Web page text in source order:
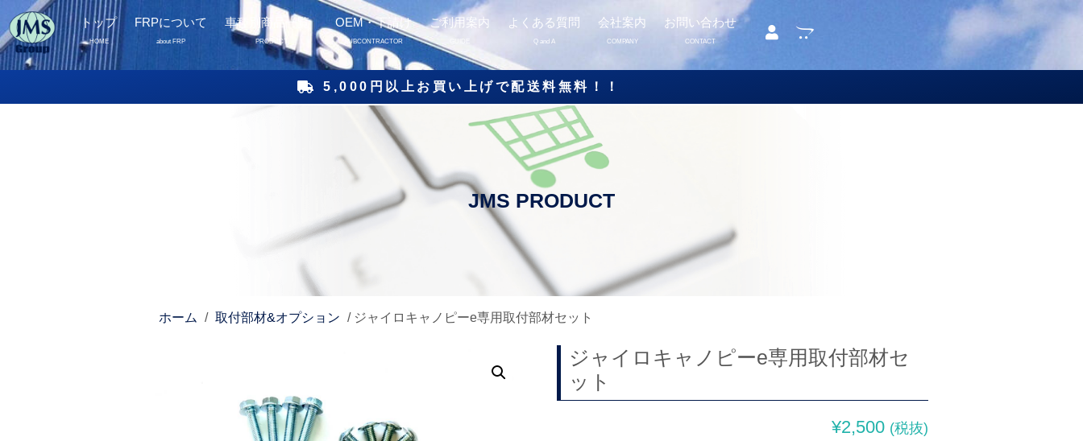
トップ
HOME
FRPについて
about FRP
車種別商品一覧
PRODUCT
OEM・下請け
SUBCONTRACTOR
ご利用案内 よくある質問
Q and A
会社案内
COMPANY
お問い合わせ
CONTACT
5,000円以上お買い上げで配送料無料！！
ホーム / 取付部材&オプション / ジャイロキャノピーe専用取付部材セット
ジャイロキャノピーe専用取付部材セ
ット
¥2,500 (税抜)